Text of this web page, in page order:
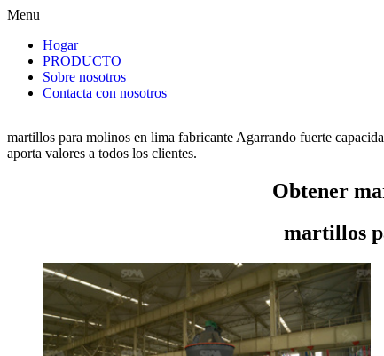
Menu
Hogar
PRODUCTO
Sobre nosotros
Contacta con nosotros
martillos para molinos en lima fabricante Agarrando fuerte
aporta valores a todos los clientes.
Obtener
martillos